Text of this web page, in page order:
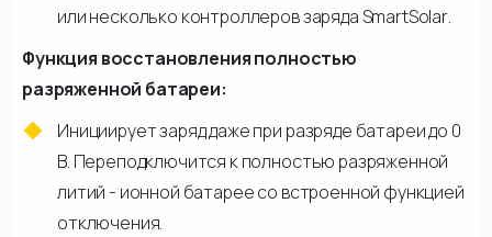
или несколько контроллеров заряда SmartSolar.
Функция восстановления полностью
разряженной батареи:
Инициирует заряд даже при разряде батареи до 0
В. Переподключится к полностью разряженной
литий - ионной батарее со встроенной функцией
отключения.